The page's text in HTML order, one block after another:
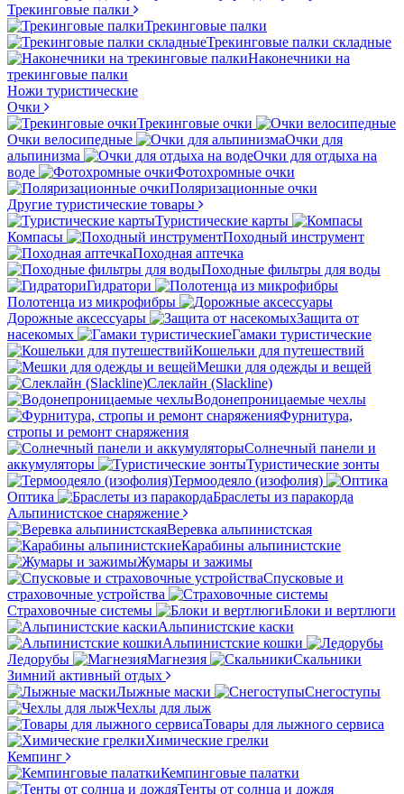
Трекинговые палки
Трекинговые палки
Трекинговые палки складные
Наконечники на
трекинговые палки
Ножи туристические
Очки
Трекинговые очки
Очки велосипедные
Очки для
альпинизма
Очки для отдыха на
воде
Фотохромные очки
Поляризационные очки
Другие туристические товары
Туристические карты
Компасы
Походный инструмент
Походная аптечка
Походные фильтры для воды
Гидратори
Полотенца из микрофибры
Дорожные аксессуары
Защита от
насекомых
Гамаки туристические
Кошельки для путешествий
Мешки для одежды и вещей
Слеклайн (Slackline)
Водонепроницаемые чехлы
Фурнитура,
стропы и ремонт снаряжения
Солнечный панели и
аккумуляторы
Туристические зонты
Термоодеяло (изофолия)
Оптика
Браслеты из паракорда
Альпинистское снаряжение
Веревка альпинистская
Карабины альпинистские
Жумары и зажимы
Спусковые и
страховочные устройства
Страховочные системы
Блоки и вертлюги
Альпинистские каски
Альпинистские кошки
Ледорубы
Магнезия
Скальники
Зимний активный отдых
Лыжные маски
Снегоступы
Чехлы для лыж
Товары для лыжного сервиса
Химические грелки
Кемпинг
Кемпинговые палатки
Тенты от солнца и дождя